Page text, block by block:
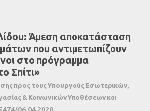
Άμεση αποκατάσταση
που αντιμετωπίζουν
στο πρόγραμμα
Σπίτι»
προς τους Υπουργούς Εσωτερικών,
& Κοινωνικών Υποθέσεων και
06.04.2020